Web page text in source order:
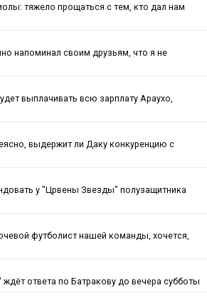
тяжело прощаться с тем, кто дал нам
напоминал своим друзьям, что я не
выплачивать всю зарплату Араухо,
выдержит ли Даку конкуренцию с
у "Црвены Звезды" полузащитника
футболист нашей команды, хочется,
ждёт ответа по Батракову до вечера субботы